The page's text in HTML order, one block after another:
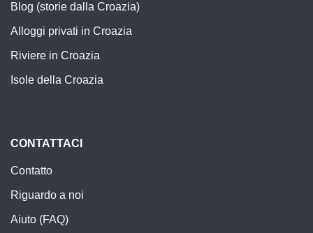
Blog (storie dalla Croazia)
Alloggi privati in Croazia
Riviere in Croazia
Isole della Croazia
CONTATTACI
Contatto
Riguardo a noi
Aiuto (FAQ)